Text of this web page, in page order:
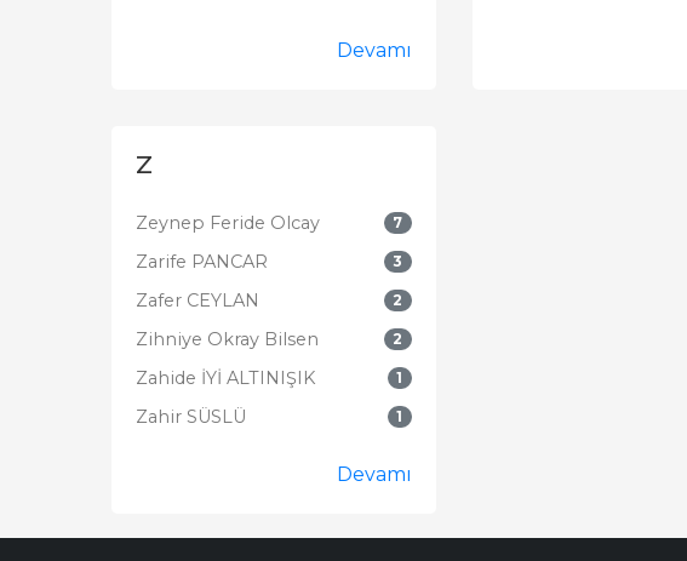
Devamı
Z
Zeynep Feride Olcay 7
Zarife PANCAR 3
Zafer CEYLAN 2
Zihniye Okray Bilsen 2
Zahide İYİ ALTINIŞIK 1
Zahir SÜSLÜ 1
Devamı